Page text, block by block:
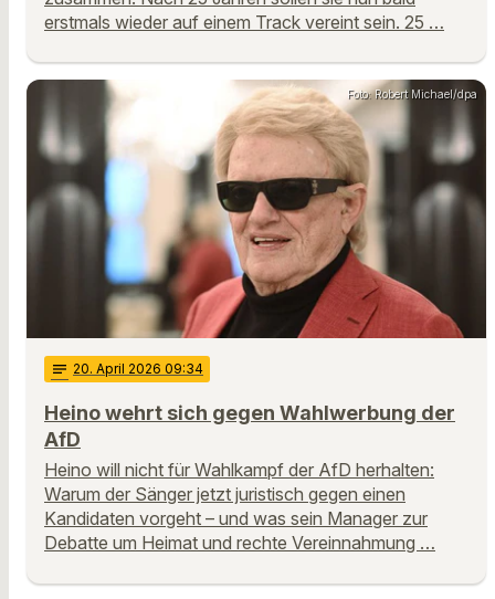
erstmals wieder auf einem Track vereint sein. 25 …
Foto: Robert Michael/dpa
notes 20. April 2026 09:34
Heino wehrt sich gegen Wahlwerbung der
AfD
Heino will nicht für Wahlkampf der AfD herhalten:
Warum der Sänger jetzt juristisch gegen einen
Kandidaten vorgeht – und was sein Manager zur
Debatte um Heimat und rechte Vereinnahmung …